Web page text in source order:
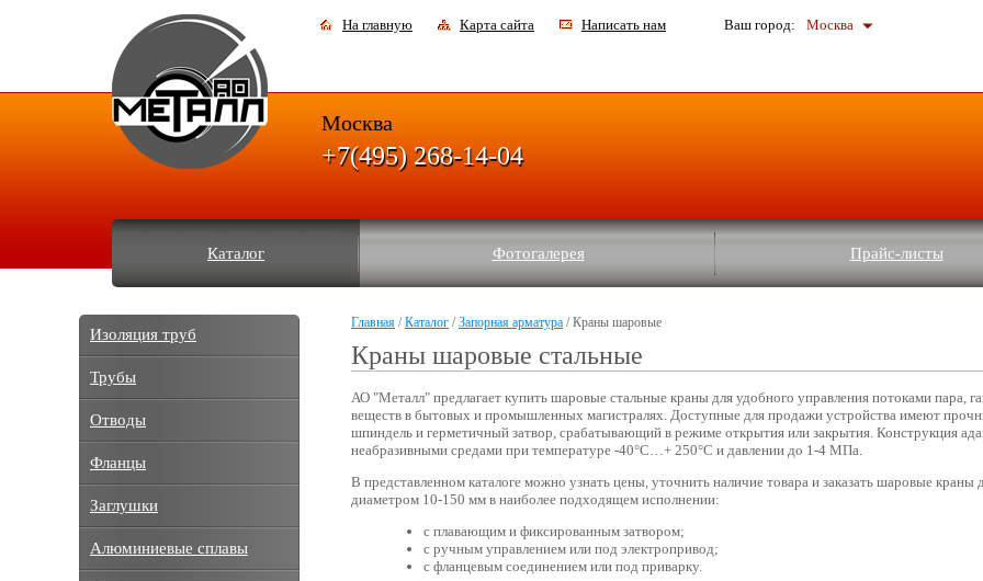
На главную Карта сайта Написать нам Ваш город: Москва
Каталог Фотогалерея Прайс-листы
Москва
+7(495) 268-14-04
Главная /Каталог /Запорная арматура / Краны шаровые
Краны шаровые стальные
АО "Металл" предлагает купить шаровые стальные краны для удобного управления потоками пара,
веществ в бытовых и промышленных магистралях. Доступные для продажи устройства имеют
шпиндель и герметичный затвор, срабатывающий в режиме открытия или закрытия. Конструкция
неабразивными средами при температуре -40°C…+ 250°C и давлении до 1-4 МПа.
В представленном каталоге можно узнать цены, уточнить наличие товара и заказать шаровые краны
диаметром 10-150 мм в наиболее подходящем исполнении:
с плавающим и фиксированным затвором;
с ручным управлением или под электропривод;
с фланцевым соединением или под приварку.
Изоляция труб
Трубы
Отводы
Фланцы
Заглушки
Алюминиевые сплавы